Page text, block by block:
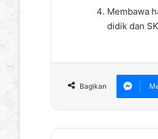
Membawa
didik dan
Bagikan